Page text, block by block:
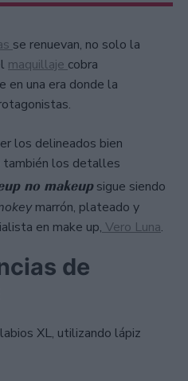
se renuevan, no solo la
maquillaje cobra
en una era donde la
los delineados bien
también los detalles
no makeup sigue siendo
marrón, plateado y
en make up, Vero Luna.
de
XL, utilizando lápiz